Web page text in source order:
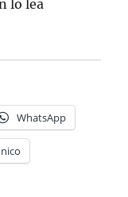
lo lea
WhatsApp